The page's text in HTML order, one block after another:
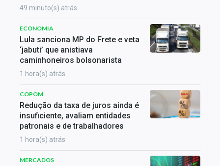
49 minuto(s) atrás
ECONOMIA
Lula sanciona MP do Frete e veta
‘jabuti’ que anistiava
caminhoneiros bolsonarista
1 hora(s) atrás
COPOM
Redução da taxa de juros ainda é
insuficiente, avaliam entidades
patronais e de trabalhadores
1 hora(s) atrás
MERCADOS